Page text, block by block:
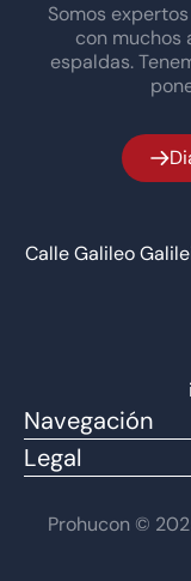
Somos
con muchos
espaldas.
Calle Galileo
Navegación
Legal
Prohucon ©